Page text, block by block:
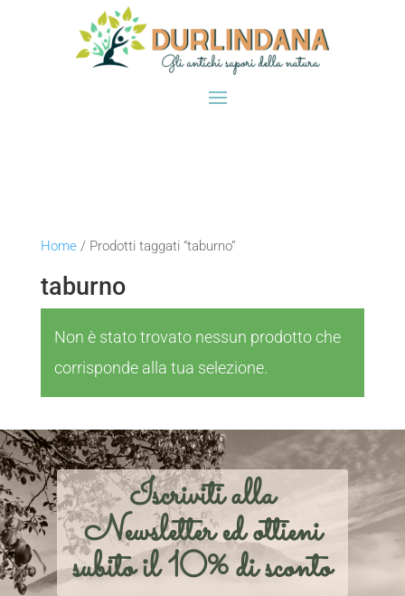
Home/ Prodotti taggati “taburno”
taburno
Non è stato trovato nessun prodotto che
corrisponde alla tua selezione.
Iscriviti alla
Newsletter ed ottieni
subito il 10% di sconto